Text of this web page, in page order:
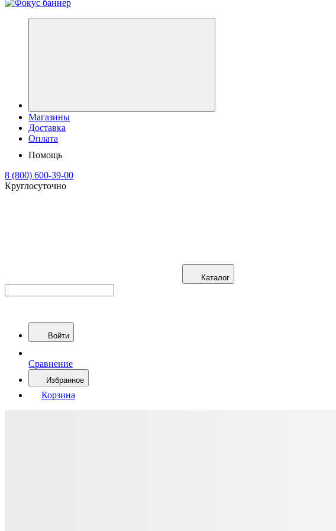
Магазины
Доставка
Оплата
Помощь
8 (800) 600-39-00
Круглосуточно
Каталог
Войти
Сравнение
Избранное
Корзина